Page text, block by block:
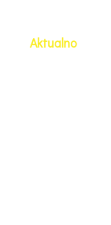
Aktualno